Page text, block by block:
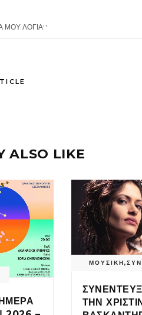
ΜΟΥ ΛΟΓΙΑ''
ALSO LIKE
ΜΟΥΣΙΚΗ,
ΤΗΝ